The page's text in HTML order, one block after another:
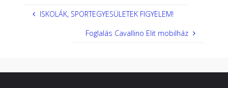
ISKOLÁK, SPORTEGYESÜLETEK FIGYELEM!
Foglalás Cavallino Elit mobilház